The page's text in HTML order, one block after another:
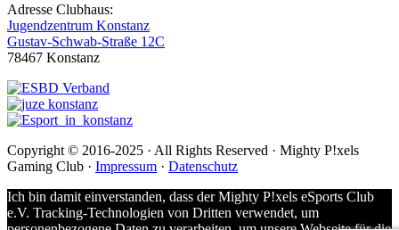
Adresse Clubhaus:
Jugendzentrum Konstanz
Gustav-Schwab-Straße 12C
78467 Konstanz
Copyright © 2016-2025 · All Rights Reserved · Mighty P!xels
Gaming Club · Impressum · Datenschutz
Ich bin damit einverstanden, dass der Mighty P!xels eSports Club
e.V. Tracking-Technologien von Dritten verwendet, um